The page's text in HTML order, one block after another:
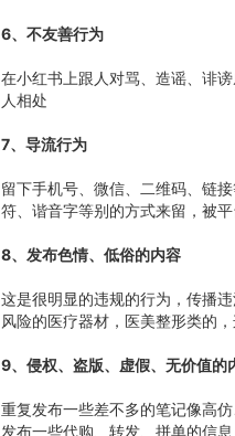
6、不友善行为
在小红书上跟人对骂、造谣、诽
人相处
7、导流行为
留下手机号、微信、二维码、链
符、谐音字等别的方式来留，被
8、发布色情、低俗的内容
这是很明显的违规的行为，传播
风险的医疗器材，医美整形类的
9、侵权、盗版、虚假、无价值的
重复发布一些差不多的笔记像高
发布一些代购、转发、拼单的信息